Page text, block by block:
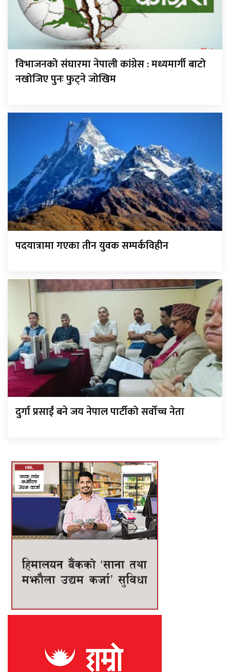
विभाजनको संघारमा नेपाली कांग्रेस : मध्यमार्गी बाटो
नखोजिए पुनः फुट्ने जोखिम
पदयात्रामा गएका तीन युवक सम्पर्कविहीन
दुर्गा प्रसाईं बने जय नेपाल पार्टीको सर्वोच्च नेता